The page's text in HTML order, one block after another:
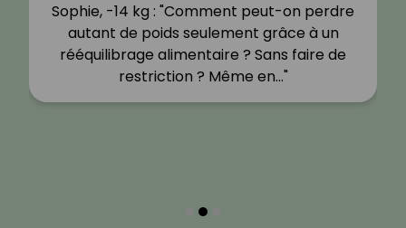
Sophie, -14 kg : "Comment peut-on perdre
autant de poids seulement grâce à un
rééquilibrage alimentaire ? Sans faire de
restriction ? Même en…"